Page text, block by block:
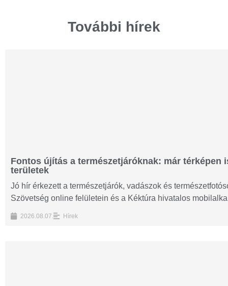
További hírek
Fontos újítás a természetjáróknak: már térképen
területek
Jó hír érkezett a természetjárók, vadászok és
Szövetség online felületein és a Kéktúra hivatalos
2026.08.07. Hírek